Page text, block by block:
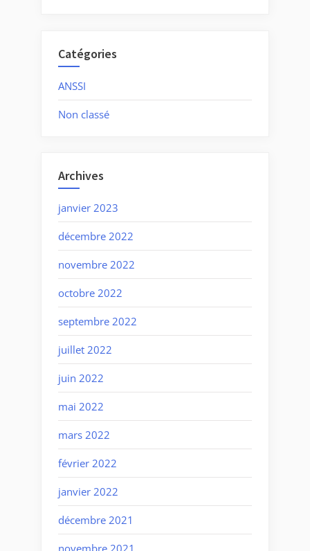
Catégories
ANSSI
Non classé
Archives
janvier 2023
décembre 2022
novembre 2022
octobre 2022
septembre 2022
juillet 2022
juin 2022
mai 2022
mars 2022
février 2022
janvier 2022
décembre 2021
novembre 2021